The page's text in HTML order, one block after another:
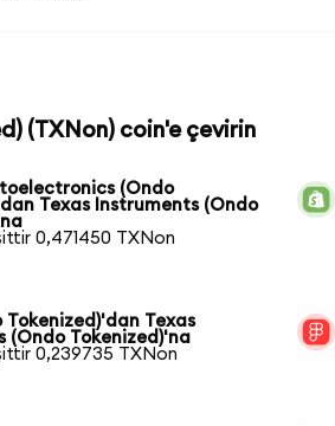
(TXNon) coin'e çevirin
(Ondo
Texas Instruments (Ondo
0,471450 TXNon
Tokenized)'dan Texas
(Ondo Tokenized)'na
0,239735 TXNon